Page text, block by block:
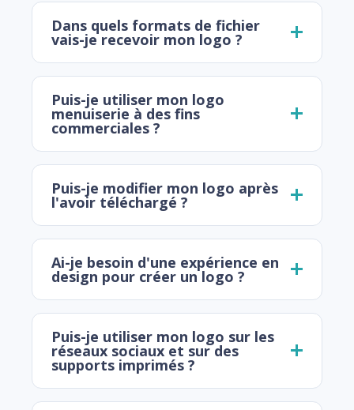
Dans quels formats de fichier
vais-je recevoir mon logo ?
Puis-je utiliser mon logo
menuiserie à des fins
commerciales ?
Puis-je modifier mon logo après
l'avoir téléchargé ?
Ai-je besoin d'une expérience en
design pour créer un logo ?
Puis-je utiliser mon logo sur les
réseaux sociaux et sur des
supports imprimés ?